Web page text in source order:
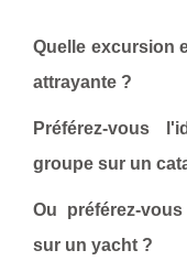
Quelle excursion
attrayante ?
Préférez-vous
groupe sur un
Ou préférez-
sur un yacht ?